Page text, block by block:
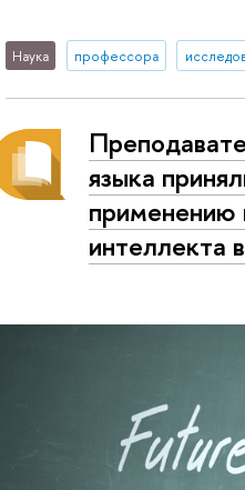
Наука профессора
языка
применению
интеллекта